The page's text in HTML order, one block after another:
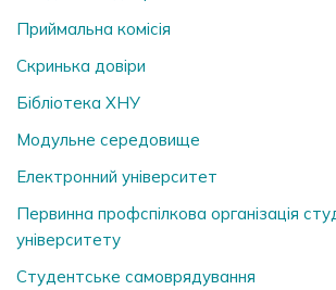
Приймальна комісія
Скринька довiри
Бібліотека ХНУ
Модульне середовище
Електронний університет
Первинна профспілкова організація
університету
Студентське самоврядування